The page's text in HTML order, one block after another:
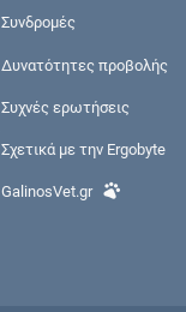
Συνδρομές
Δυνατότητες προβολής
Συχνές ερωτήσεις
Σχετικά με την Ergobyte
GalinosVet.gr